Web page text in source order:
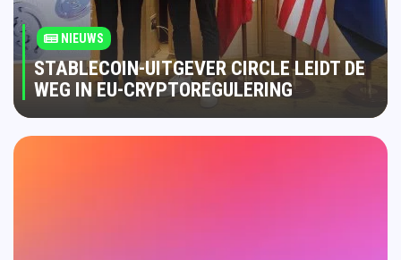
NIEUWS
STABLECOIN-UITGEVER CIRCLE LEIDT DE
WEG IN EU-CRYPTOREGULERING